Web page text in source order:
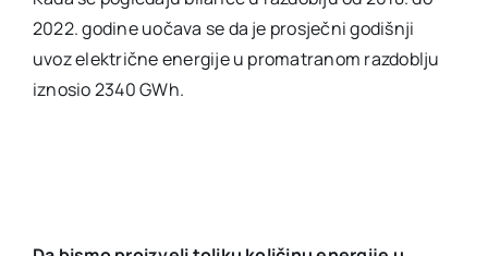
2022. godine uočava se da je prosječni godišnji
uvoz električne energije u promatranom razdoblju
iznosio 2340 GWh.